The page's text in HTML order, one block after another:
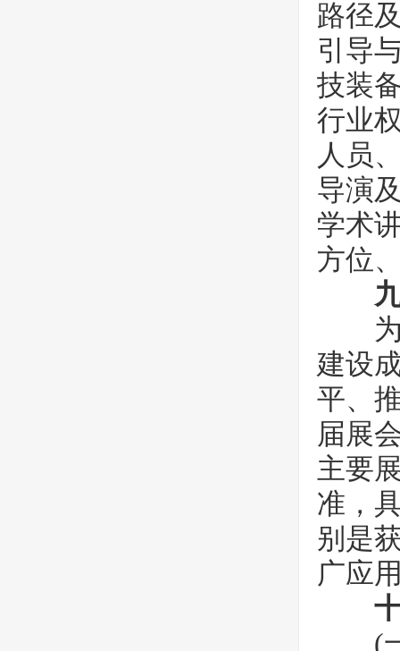
路径
引导
技装
行业
人员
导演
学术
方位
为
建设
平、
届展
主要
准，
别是
广应
十
(一)